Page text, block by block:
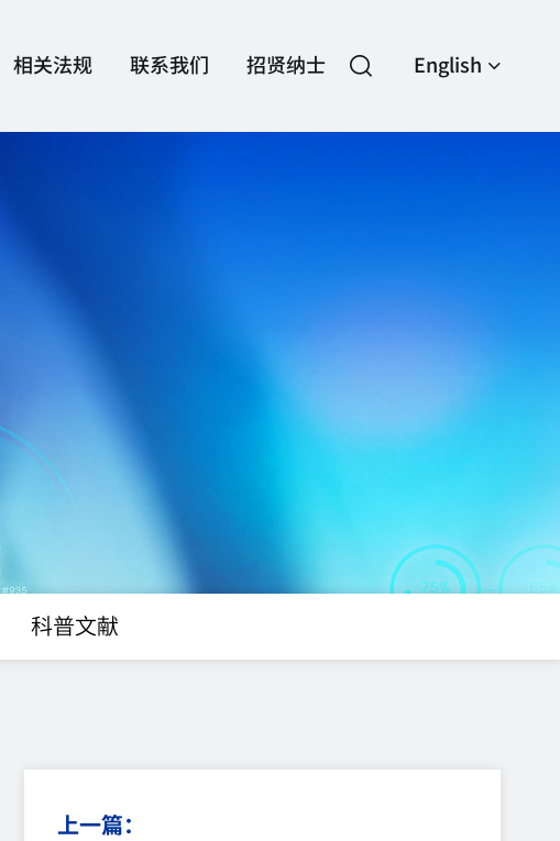
相关法规 联系我们 招贤纳士 English
科普文献
上一篇：